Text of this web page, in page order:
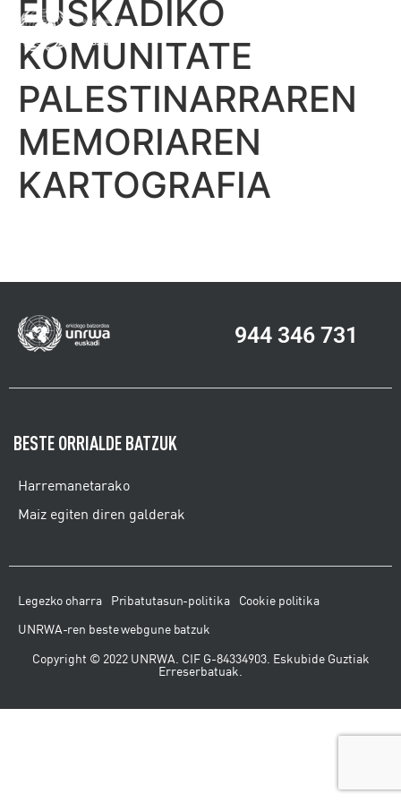
EGIN ZURE DOHAINTZA
EUSKADIKO
KOMUNITATE
PALESTINARRAREN
MEMORIAREN
KARTOGRAFIA
944 346 731
BESTE ORRIALDE BATZUK
Harremanetarako
Maiz egiten diren galderak
Legezko oharra Pribatutasun-politika
Cookie politika
UNRWA-ren beste webgune batzuk
Copyright © 2022 UNRWA. CIF G-84334903. Eskubide Guztiak
Erreserbatuak.